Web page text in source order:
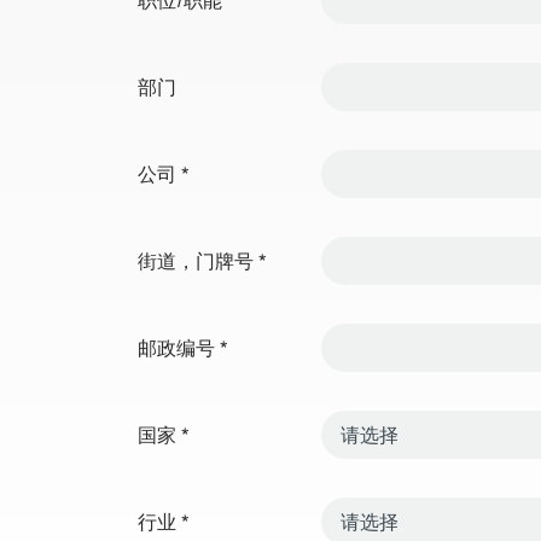
部门
公司 *
街道，门牌号*
邮政编号*
国家 *
行业 *